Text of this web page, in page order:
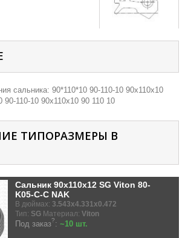
сальника: 90*110*10 90-110-10 90х110х10
90-110-10 90х110х10 90 110 10
ТИПОРАЗМЕРЫ В
Сальник 90x110x12 SG Viton 80-
K05-C-C NAK
В дюймах: 3.543x4.331x0.472
Тип: SG Материал: Viton
Под заказ?: ~10 шт.